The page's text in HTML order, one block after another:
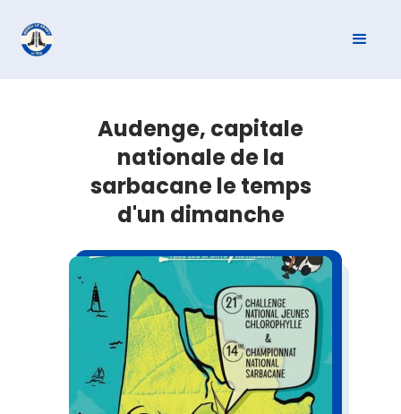
​Audenge, capitale
nationale de la
sarbacane le temps
d'un dimanche